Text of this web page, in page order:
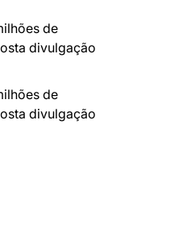
de
divulgação
de
divulgação